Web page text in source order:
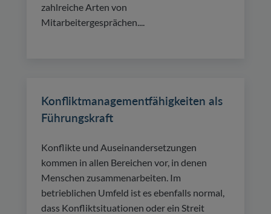
zahlreiche Arten von
Mitarbeitergesprächen....
Konfliktmanagementfähigkeiten als
Führungskraft
Konflikte und Auseinandersetzungen
kommen in allen Bereichen vor, in denen
Menschen zusammenarbeiten. Im
betrieblichen Umfeld ist es ebenfalls normal,
dass Konfliktsituationen oder ein Streit